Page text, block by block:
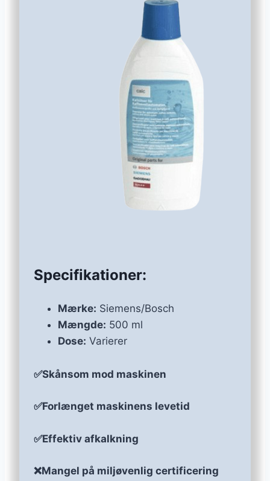
Specifikationer:
Mærke: Siemens/Bosch
Mængde: 500 ml
Dose: Varierer
✅Skånsom mod maskinen
✅Forlænget maskinens levetid
✅Effektiv afkalkning
❌Mangel på miljøvenlig certificering